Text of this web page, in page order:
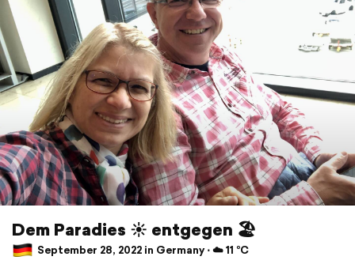
Dem Paradies ☀️ entgegen 🏖️
September 28, 2022 in Germany ⋅ ☁️ 11 °C